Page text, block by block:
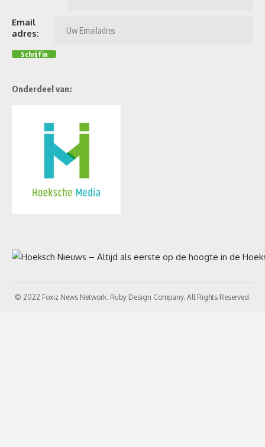
Email
adres:
Onderdeel van:
© 2022 Foxiz News Network. Ruby Design Company. All Rights Reserved.